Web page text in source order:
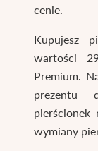
cenie.
Kupujesz
wartości
Premium.
prezentu
wymiany